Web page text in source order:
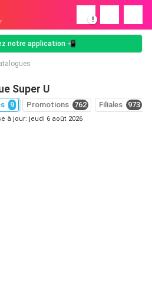
!
notre application 📲
Super U
9 Promotions 762 Filiales 973
à jour: jeudi 6 août 2026